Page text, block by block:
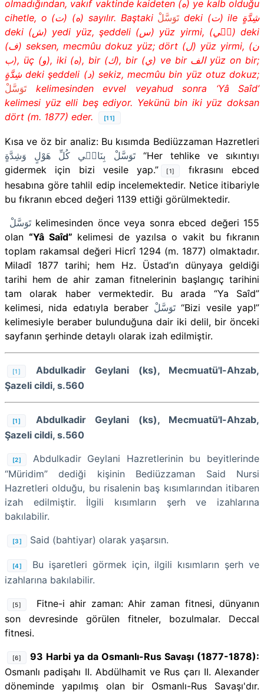
olmadığından, vakıf vaktinde kaideten (ه) ye kalb olduğu
cihetle, o (ت) (ه) sayılır. Baştaki تَوَسَّلْ deki (ت) ile شِدَّةٍ
deki (ش) yedi yüz, şeddeli (س) yüz yirmi, (ف۪ي) deki
(ف) seksen, mecmûu dokuz yüz; dört (ل) yüz yirmi, (ن
ب), üç (و), iki (ه), bir (ك), bir (ي) ve bir الفyüz on bir;
شِدَّةٍ deki şeddeli (د) sekiz, mecmûu bin yüz otuz dokuz;
تَوَسَّلْ
kelimesinden evvel veyahud sonra ‘Yâ Saîd’
kelimesi yüz elli beş ediyor. Yekünü bin iki yüz doksan
dört (m. 1877) eder.
[11]
Kısa ve öz bir analiz:Bu kısımda Bediüzzaman Hazretleri
تَوَسَّلْ بِنَاف۪ي كُلِّ هَوْلٍ وَشِدَّةٍ “Her tehlike ve sıkıntıyı
gidermek için bizi vesile yap.”
[1]
fıkrasını ebced
hesabına göre tahlil edip incelemektedir. Netice itibariyle
bu fıkranın ebced değeri 1139 ettiği görülmektedir.
تَوَسَّلْ kelimesinden önce veya sonra ebced değeri 155
olan“Yâ Saîd” kelimesi de yazılsa o vakit bu fıkranın
toplam rakamsal değeri Hicrî 1294 (m. 1877) olmaktadır.
Miladî 1877 tarihi; hem Hz. Üstad’ın dünyaya geldiği
tarihi hem de ahir zaman fitnelerinin başlangıç tarihini
tam olarak haber vermektedir. Bu arada “Ya Saîd”
kelimesi, nida edatıyla beraber
تَوَسَّلْ“Bizi vesile yap!”
kelimesiyle beraber bulunduğuna dair iki delil, bir önceki
sayfanın şerhinde detaylı olarak izah edilmiştir.
[1]
Abdulkadir Geylani (ks), Mecmuatü'l-Ahzab,
Şazeli cildi, s.560
[1]
Abdulkadir Geylani (ks), Mecmuatü'l-Ahzab,
Şazeli cildi, s.560
[2]
Abdulkadir Geylani Hazretlerinin bu beyitlerinde
“Müridim” dediği kişinin Bediüzzaman Said Nursi
Hazretleri olduğu, bu risalenin baş kısımlarından itibaren
izah edilmiştir. İlgili kısımların şerh ve izahlarına
bakılabilir.
[3] Said (bahtiyar) olarak yaşarsın.
[4]
Bu işaretleri görmek için, ilgili kısımların şerh ve
izahlarına bakılabilir.
[5] Fitne-i ahir zaman:Ahir zaman fitnesi, dünyanın
son devresinde görülen fitneler, bozulmalar. Deccal
fitnesi.
[6]
93 Harbi ya da Osmanlı-Rus Savaşı (1877-1878):
Osmanlı padişahı II. Abdülhamit ve Rus çarı II. Alexander
döneminde yapılmış olan bir Osmanlı-Rus Savaşı'dır.